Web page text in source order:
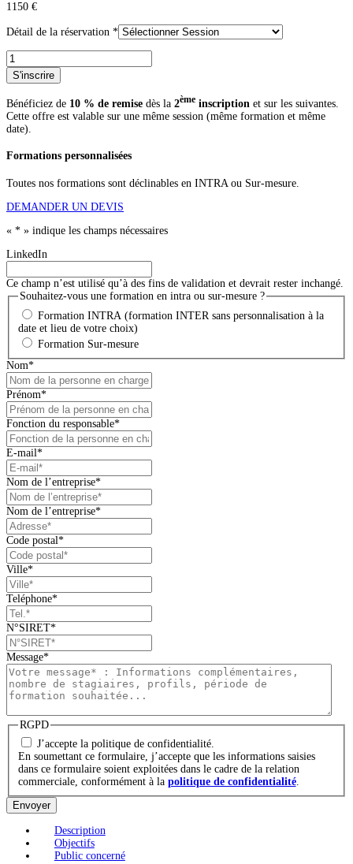
1150 €
Détail de la réservation *
quantité
de
La
alimentaire
pour
les
microbiologistes
S'inscrire
Bénéficiez de 10 % de remise dès la 2ème inscription et sur les suivantes.
Cette offre est valable sur une même session (même formation et même
date).
Formations personnalisées
Toutes nos formations sont déclinables en INTRA ou Sur-mesure.
DEMANDER UN DEVIS
« * » indique les champs nécessaires
LinkedIn
Ce champ n’est utilisé qu’à des fins de validation et devrait rester inchangé.
Souhaitez-vous une formation en intra ou sur-mesure ?
Formation INTRA (formation INTER sans personnalisation à la
date et lieu de votre choix)
Formation Sur-mesure
Nom*
Prénom*
Fonction du responsable*
E-mail*
Nom de l’entreprise*
Nom de l’entreprise*
Code postal*
Ville*
Teléphone*
N°SIRET*
Message*
RGPD
J’accepte la politique de confidentialité.
En soumettant ce formulaire, j’accepte que les informations saisies
dans ce formulaire soient exploitées dans le cadre de la relation
commerciale, conformément à la politique de confidentialité.
Envoyer
Description
Objectifs
Public concerné